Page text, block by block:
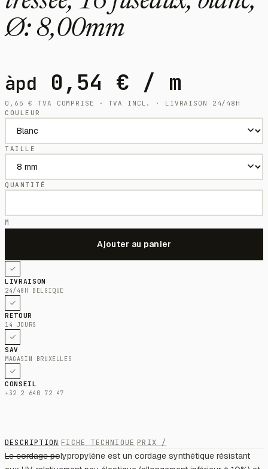
Ø: 8,00mm
àpd 0,54 € / m
0,65€
TVA COMPRISE · TVA INCL. · LIVRAISON 24/48H
COULEUR
TAILLE
QUANTITÉ
M
LIVRAISON
24/48H BELGIQUE
RETOUR
14 JOURS
SAV
MAGASIN BRUXELLES
CONSEIL
+32 2 640 72 47
DESCRIPTION FICHE TECHNIQUE PRIX /
Le cordage polypropylène est un cordage synthétique résistant